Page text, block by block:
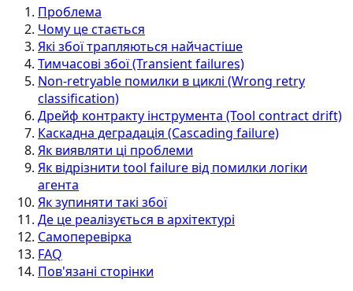
Проблема
Чому це стається
Які збої трапляються найчастіше
Тимчасові збої (Transient failures)
Non-retryable помилки в циклі (Wrong retry
classification)
Дрейф контракту інструмента (Tool contract drift)
Каскадна деградація (Cascading failure)
Як виявляти ці проблеми
Як відрізнити tool failure від помилки логіки
агента
Як зупиняти такі збої
Де це реалізується в архітектурі
Самоперевірка
FAQ
Пов'язані сторінки